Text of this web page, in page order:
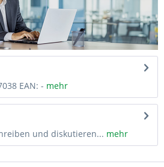
EAN: - mehr
und diskutieren... mehr